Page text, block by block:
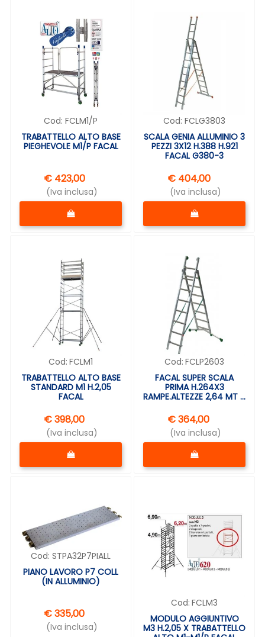
Cod: FCLM1/P
TRABATTELLO ALTO BASE
PIEGHEVOLE M1/P FACAL
€ 423,00
(Iva inclusa)
Quantità
Cod: FCLG3803
SCALA GENIA ALLUMINIO 3
PEZZI 3X12 H.388 H.921
FACAL G380-3
€ 404,00
(Iva inclusa)
Quantità
Cod: FCLM1
TRABATTELLO ALTO BASE
STANDARD M1 H.2,05
FACAL
€ 398,00
(Iva inclusa)
Quantità
Cod: FCLP2603
FACAL SUPER SCALA
PRIMA H.264X3
RAMPE.ALTEZZE 2,64 MT A
€ 364,00
(Iva inclusa)
Quantità
Cod: STPA32P7PIALL
PIANO LAVORO P7 COLL
(IN ALLUMINIO)
€ 335,00
(Iva inclusa)
Cod: FCLM3
MODULO AGGIUNTIVO
M3 H.2,05 X TRABATTELLO